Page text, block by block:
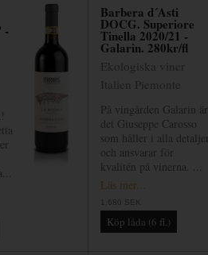
-
Barbera d´Asti
DOCG. Superiore
Tinella 2020/21 -
Galarin. 280kr/fl
Ekologiska viner
Italien Piemonte
På vingården Galarin är
det Giuseppe Carosso
som håller i alla detaljer
och ansvarar för
kvalitén på vinerna. ...
Läs mer...
1,680 SEK